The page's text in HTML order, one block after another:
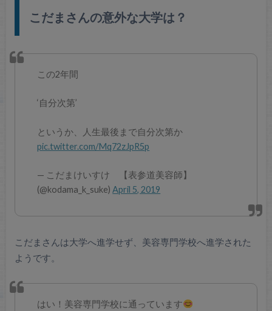
こだまさんの意外な大学は？
この2年間
‘自分次第’
というか、人生最後まで自分次第か
pic.twitter.com/Mq72zJpR5p
— こだまけいすけ 【表参道美容師】
(@kodama_k_suke)April 5, 2019
こだまさんは大学へ進学せず、美容専門学校へ進学された
ようです。
はい！美容専門学校に通っています